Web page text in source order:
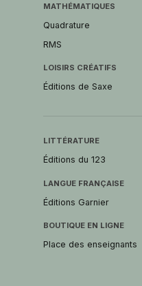
MATHÉMATIQUES
Quadrature
RMS
LOISIRS CRÉATIFS
Éditions de Saxe
LITTÉRATURE
Éditions du 123
LANGUE FRANÇAISE
Éditions Garnier
BOUTIQUE EN LIGNE
Place des enseignants